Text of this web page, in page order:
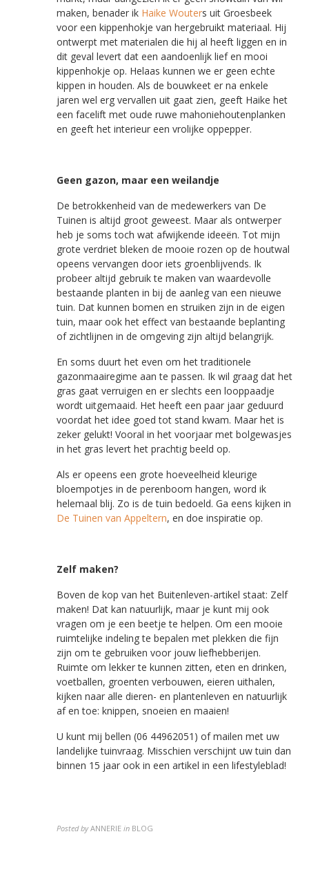
maken, benader ik Haike Wouters uit Groesbeek
voor een kippenhokje van hergebruikt materiaal. Hij
ontwerpt met materialen die hij al heeft liggen en in
dit geval levert dat een aandoenlijk lief en mooi
kippenhokje op. Helaas kunnen we er geen echte
kippen in houden. Als de bouwkeet er na enkele
jaren wel erg vervallen uit gaat zien, geeft Haike het
een facelift met oude ruwe mahoniehoutenplanken
en geeft het interieur een vrolijke oppepper.
Geen gazon, maar een weilandje
De betrokkenheid van de medewerkers van De
Tuinen is altijd groot geweest. Maar als ontwerper
heb je soms toch wat afwijkende ideeën. Tot mijn
grote verdriet bleken de mooie rozen op de houtwal
opeens vervangen door iets groenblijvends. Ik
probeer altijd gebruik te maken van waardevolle
bestaande planten in bij de aanleg van een nieuwe
tuin. Dat kunnen bomen en struiken zijn in de eigen
tuin, maar ook het effect van bestaande beplanting
of zichtlijnen in de omgeving zijn altijd belangrijk.
En soms duurt het even om het traditionele
gazonmaairegime aan te passen. Ik wil graag dat het
gras gaat verruigen en er slechts een looppaadje
wordt uitgemaaid. Het heeft een paar jaar geduurd
voordat het idee goed tot stand kwam. Maar het is
zeker gelukt! Vooral in het voorjaar met bolgewasjes
in het gras levert het prachtig beeld op.
Als er opeens een grote hoeveelheid kleurige
bloempotjes in de perenboom hangen, word ik
helemaal blij. Zo is de tuin bedoeld. Ga eens kijken in
De Tuinen van Appeltern, en doe inspiratie op.
Zelf maken?
Boven de kop van het Buitenleven-artikel staat: Zelf
maken! Dat kan natuurlijk, maar je kunt mij ook
vragen om je een beetje te helpen. Om een mooie
ruimtelijke indeling te bepalen met plekken die fijn
zijn om te gebruiken voor jouw liefhebberijen.
Ruimte om lekker te kunnen zitten, eten en drinken,
voetballen, groenten verbouwen, eieren uithalen,
kijken naar alle dieren- en plantenleven en natuurlijk
af en toe: knippen, snoeien en maaien!
U kunt mij bellen (06 44962051) of mailen met uw
landelijke tuinvraag. Misschien verschijnt uw tuin dan
binnen 15 jaar ook in een artikel in een lifestyleblad!
Posted by ANNERIE in BLOG